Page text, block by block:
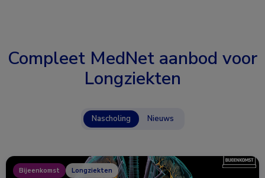
Compleet MedNet aanbod voor
Longziekten
Nascholing Nieuws
Bijeenkomst Longziekten